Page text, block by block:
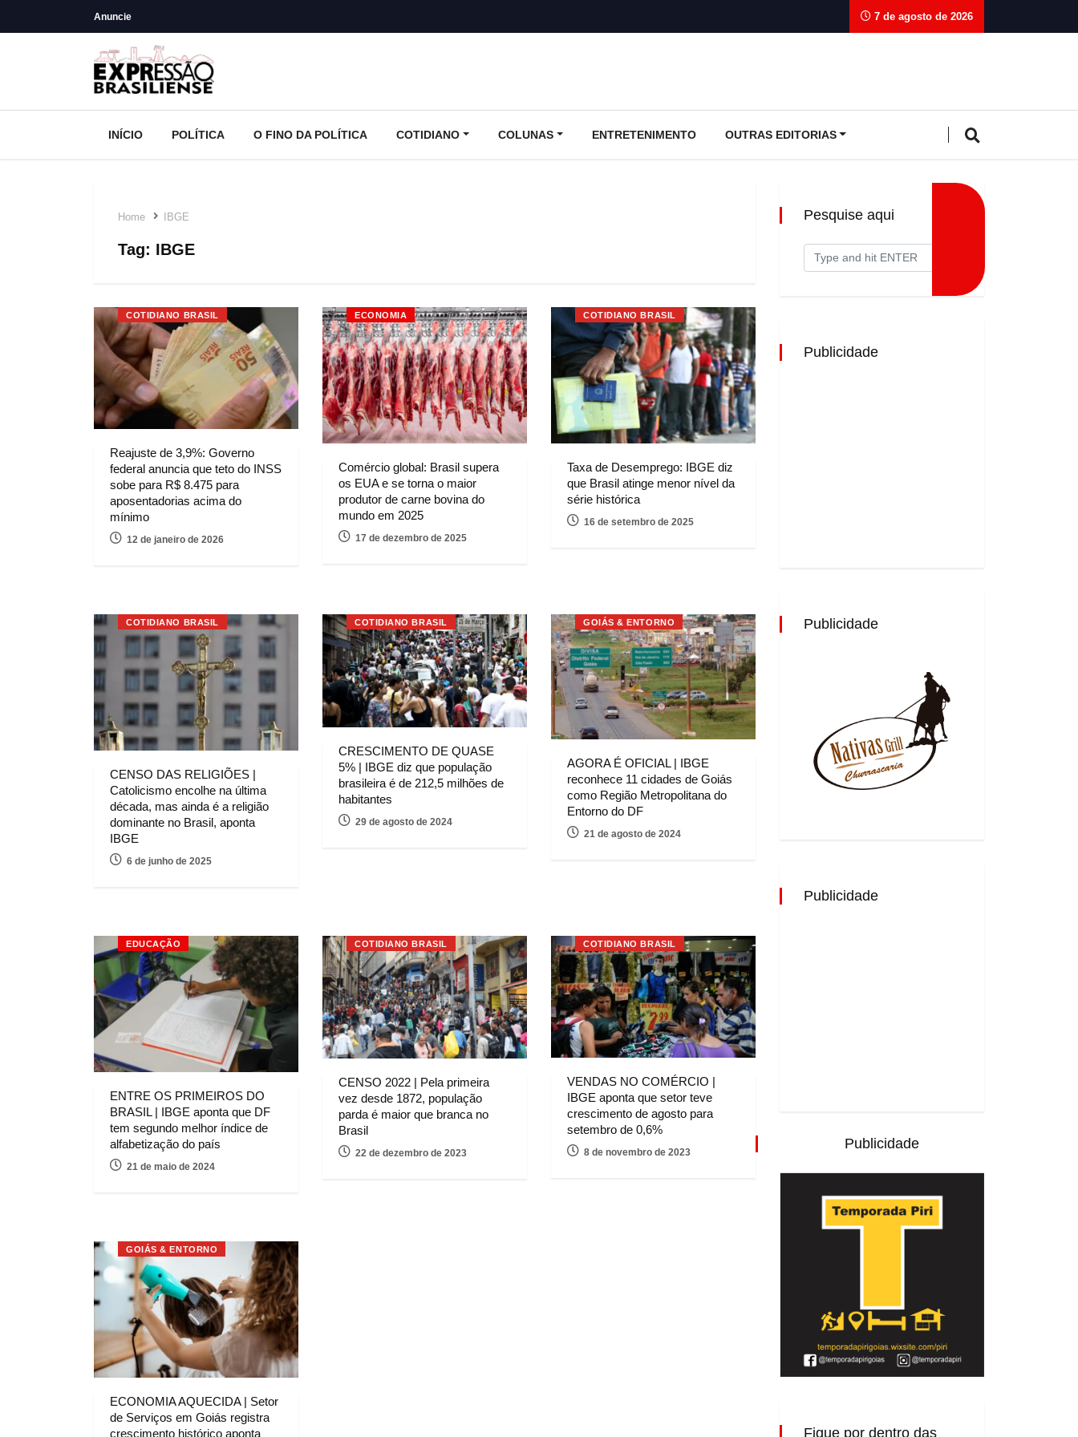
Anuncie 7 de agosto de 2026
INÍCIO POLÍTICA O FINO DA POLÍTICA COTIDIANO COLUNAS ENTRETENIMENTO OUTRAS EDITORIAS
Home IBGE
Tag: IBGE
COTIDIANO BRASIL
Reajuste de 3,9%: Governo
federal anuncia que teto do INSS
sobe para R$ 8.475 para
aposentadorias acima do
mínimo
12 de janeiro de 2026
ECONOMIA
Comércio global: Brasil supera
os EUA e se torna o maior
produtor de carne bovina do
mundo em 2025
17 de dezembro de 2025
COTIDIANO BRASIL
Taxa de Desemprego: IBGE diz
que Brasil atinge menor nível da
série histórica
16 de setembro de 2025
COTIDIANO BRASIL
CENSO DAS RELIGIÕES |
Catolicismo encolhe na última
década, mas ainda é a religião
dominante no Brasil, aponta
IBGE
6 de junho de 2025
COTIDIANO BRASIL
CRESCIMENTO DE QUASE
5% | IBGE diz que população
brasileira é de 212,5 milhões de
habitantes
29 de agosto de 2024
GOIÁS & ENTORNO
AGORA É OFICIAL | IBGE
reconhece 11 cidades de Goiás
como Região Metropolitana do
Entorno do DF
21 de agosto de 2024
EDUCAÇÃO
ENTRE OS PRIMEIROS DO
BRASIL | IBGE aponta que DF
tem segundo melhor índice de
alfabetização do país
21 de maio de 2024
COTIDIANO BRASIL
CENSO 2022 | Pela primeira
vez desde 1872, população
parda é maior que branca no
Brasil
22 de dezembro de 2023
COTIDIANO BRASIL
VENDAS NO COMÉRCIO |
IBGE aponta que setor teve
crescimento de agosto para
setembro de 0,6%
8 de novembro de 2023
GOIÁS & ENTORNO
ECONOMIA AQUECIDA | Setor
de Serviços em Goiás registra
crescimento histórico aponta
Pesquise aqui
Publicidade
Publicidade
Publicidade
Publicidade
Fique por dentro das